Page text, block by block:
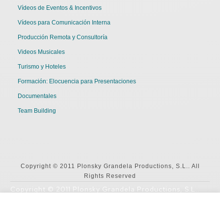
Vídeos de Eventos & Incentivos
Vídeos para Comunicación Interna
Producción Remota y Consultoría
Videos Musicales
Turismo y Hoteles
Formación: Elocuencia para Presentaciones
Documentales
Team Building
Copyright © 2011 Plonsky Grandela Productions, S.L.. All
Rights Reserved
Copyright © 2011 Plonsky Grandela Productions, S.L..